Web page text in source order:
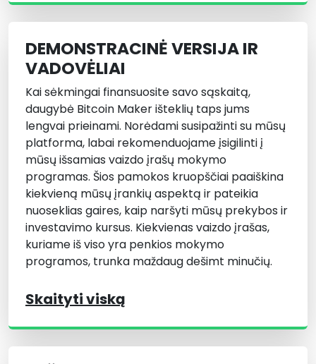
DEMONSTRACINĖ VERSIJA IR
VADOVĖLIAI
Kai sėkmingai finansuosite savo sąskaitą,
daugybė Bitcoin Maker išteklių taps jums
lengvai prieinami. Norėdami susipažinti su mūsų
platforma, labai rekomenduojame įsigilinti į
mūsų išsamias vaizdo įrašų mokymo
programas. Šios pamokos kruopščiai paaiškina
kiekvieną mūsų įrankių aspektą ir pateikia
nuoseklias gaires, kaip naršyti mūsų prekybos ir
investavimo kursus. Kiekvienas vaizdo įrašas,
kuriame iš viso yra penkios mokymo
programos, trunka maždaug dešimt minučių.
Skaityti viską